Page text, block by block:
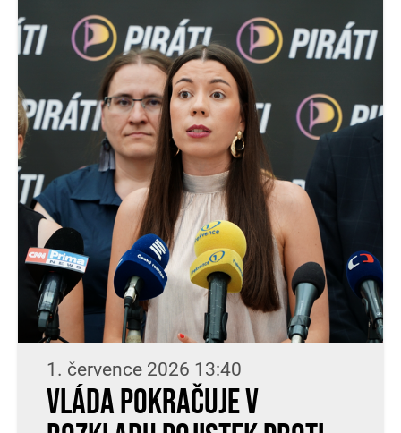
1. července 2026 13:40
Vláda pokračuje v